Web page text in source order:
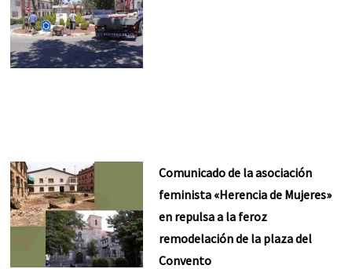
Comunicado de la asociación
feminista «Herencia de Mujeres»
en repulsa a la feroz
remodelación de la plaza del
Convento